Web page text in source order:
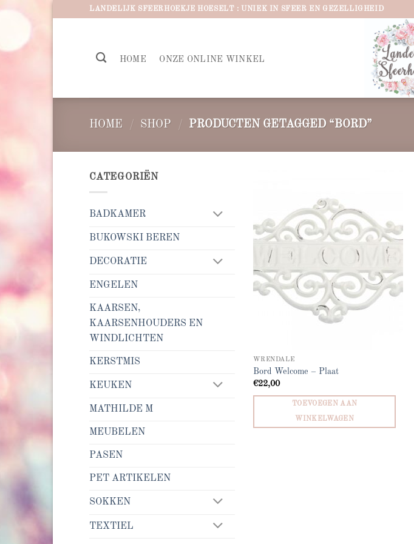
LANDELIJK SFEERHOEKJE HOESELT : UNIEK IN SFEER EN GEZELLIGHEID
HOME ONZE ONLINE WINKEL
HOME / SHOP / PRODUCTEN GETAGGED “BORD”
CATEGORIËN
BADKAMER
BUKOWSKI BEREN
DECORATIE
ENGELEN
KAARSEN,
KAARSENHOUDERS EN
WINDLICHTEN
KERSTMIS
KEUKEN
MATHILDE M
MEUBELEN
PASEN
PET ARTIKELEN
SOKKEN
TEXTIEL
WRENDALE
Bord Welcome – Plaat
€22,00
TOEVOEGEN AAN
WINKELWAGEN